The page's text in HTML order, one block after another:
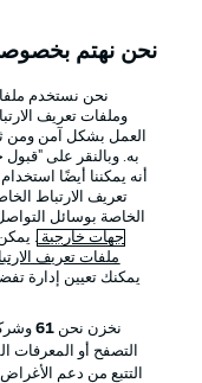
be
نحن نهتم
نحن نستخدم
وملفات تعريف
العمل بشكل آمن ومن
به. وبالنقر على
أنه يمكننا أيضًا
تعريف الارتباط
الخاصة بوسائل
جهات خارجية .
ملفات تعريف
يمكنك تعيين إدارة
نخزن نحن 61
التصفح أو المعرفات
التتبع من دعم